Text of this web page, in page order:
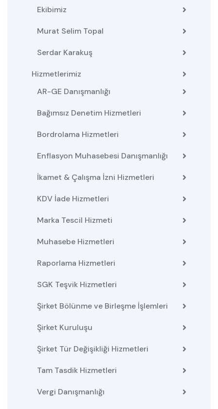
Ekibimiz
Murat Selim Topal
Serdar Karakuş
Hizmetlerimiz
AR-GE Danışmanlığı
Bağımsız Denetim Hizmetleri
Bordrolama Hizmetleri
Enflasyon Muhasebesi Danışmanlığı
İkamet & Çalışma İzni Hizmetleri
KDV İade Hizmetleri
Marka Tescil Hizmeti
Muhasebe Hizmetleri
Raporlama Hizmetleri
SGK Teşvik Hizmetleri
Şirket Bölünme ve Birleşme İşlemleri
Şirket Kuruluşu
Şirket Tür Değişikliği Hizmetleri
Tam Tasdik Hizmetleri
Vergi Danışmanlığı